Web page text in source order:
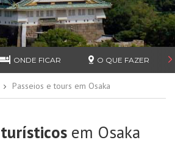
ONDE FICAR O QUE FAZER
Passeios e tours em Osaka
turísticosem Osaka